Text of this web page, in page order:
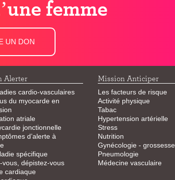
femme
UN DON
Alerter
cardio-vasculaires
du myocarde en
atriale
jonctionnelle
d’alerte à
spécifique
vous, dépistez-vous
cardiaque
Mission Anticiper
Les facteurs de risque
Activité physique
Tabac
Hypertension artérielle
Stress
Nutrition
Gynécologie - grossesse
Pneumologie
Médecine vasculaire